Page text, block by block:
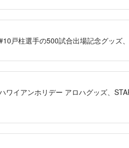
戸柱選手の500試合出場記念グッズ
ワイアンホリデー アロハグッズ、